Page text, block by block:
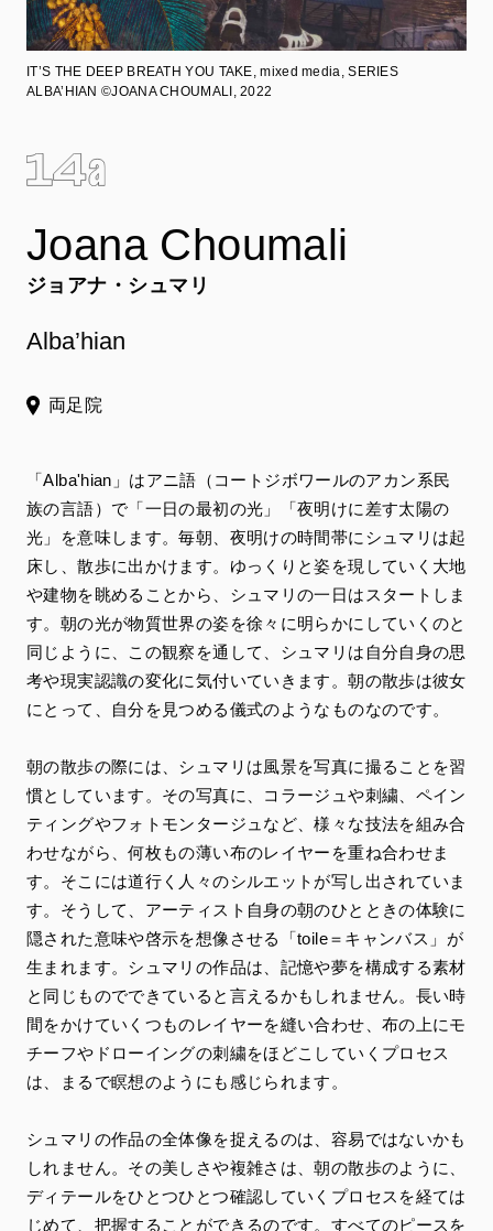
Joana Choumali
ジョアナ・シュマリ
Alba’hian
両足院
「Alba'hian」はアニ語（コートジボワールのアカン系民
族の言語）で「一日の最初の光」「夜明けに差す太陽の
光」を意味します。毎朝、夜明けの時間帯にシュマリは起
床し、散歩に出かけます。ゆっくりと姿を現していく大地
や建物を眺めることから、シュマリの一日はスタートしま
す。朝の光が物質世界の姿を徐々に明らかにしていくのと
同じように、この観察を通して、シュマリは自分自身の思
考や現実認識の変化に気付いていきます。朝の散歩は彼女
にとって、自分を見つめる儀式のようなものなのです。
朝の散歩の際には、シュマリは風景を写真に撮ることを習
慣としています。その写真に、コラージュや刺繍、ペイン
ティングやフォトモンタージュなど、様々な技法を組み合
わせながら、何枚もの薄い布のレイヤーを重ね合わせま
す。そこには道行く人々のシルエットが写し出されていま
す。そうして、アーティスト自身の朝のひとときの体験に
隠された意味や啓示を想像させる「toile＝キャンバス」が
生まれます。シュマリの作品は、記憶や夢を構成する素材
と同じものでできていると言えるかもしれません。長い時
間をかけていくつものレイヤーを縫い合わせ、布の上にモ
チーフやドローイングの刺繍をほどこしていくプロセス
は、まるで瞑想のようにも感じられます。
シュマリの作品の全体像を捉えるのは、容易ではないかも
しれません。その美しさや複雑さは、朝の散歩のように、
ディテールをひとつひとつ確認していくプロセスを経ては
じめて、把握することができるのです。すべてのピースを
IT’S THE DEEP BREATH YOU TAKE, mixed media, SERIES
ALBA’HIAN ©JOANA CHOUMALI, 2022